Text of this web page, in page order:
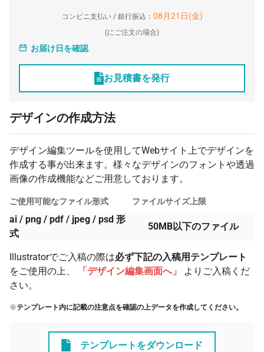
¥1,833 ¥0
¥1,767
コンビニ支払い / 銀行振込： 08月21日(金)
(にご注文の場合)
お届け日を確認
お見積書を発行
デザインの作成方法
デザイン編集ツールを使用してWebサイト上でデザインを
作成する事が出来ます。様々なデザインのフォントや透過
画像の作成機能などご用意しております。
ご使用可能なファイル形式
ai / png / pdf / jpeg / psd 形
式
ファイルサイズ上限
50MB以下のファイル
Illustratorでご入稿の際は必ず下記の入稿用テンプレート
をご使用の上、
「デザイン編集画面へ」
よりご入稿くだ
さい。
※テンプレート内に記載の注意点を確認の上データを作成してください。
テンプレートをダウンロード